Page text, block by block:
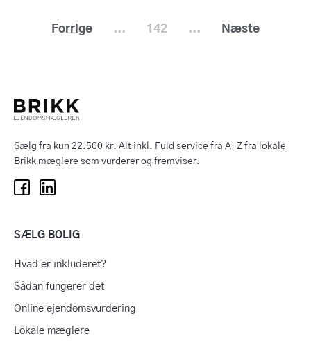
Forrige ... 142 ... Næste
Sælg fra kun 22.500 kr. Alt inkl. Fuld service fra A-Z fra lokale
Brikk mæglere som vurderer og fremviser.
SÆLG BOLIG
Hvad er inkluderet?
Sådan fungerer det
Online ejendomsvurdering
Lokale mæglere